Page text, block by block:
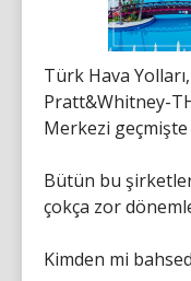
Türk Hava
Pratt&Whitney-
Merkezi geçmişte
Bütün bu
çokça zor
Kimden mi